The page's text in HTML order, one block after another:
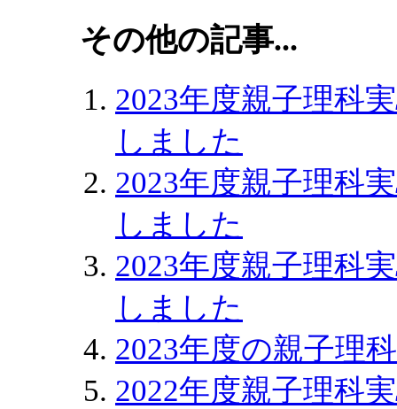
その他の記事...
2023年度親子理科
しました
2023年度親子理科
しました
2023年度親子理科
しました
2023年度の親子理
2022年度親子理科